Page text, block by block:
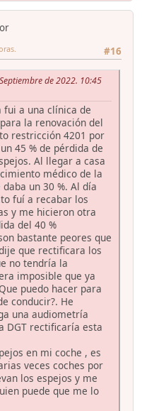
#16
Septiembre de 2022. 10:45
fui a una clínica de
la renovación del
restricción 4201 por
45 % de pérdida de
Al llegar a casa
médico de la
un 30 %. Al día
fuí a recabar los
y me hicieron otra
del 40 %
bastante peores que
que rectificara los
no tendría la
imposible que ya
puedo hacer para
conducir?. He
una audiometría
DGT rectificaría esta
en mi coche , es
veces coches por
los espejos y me
puede que me lo